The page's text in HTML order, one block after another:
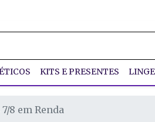
KITS E PRESENTES
8 em Renda